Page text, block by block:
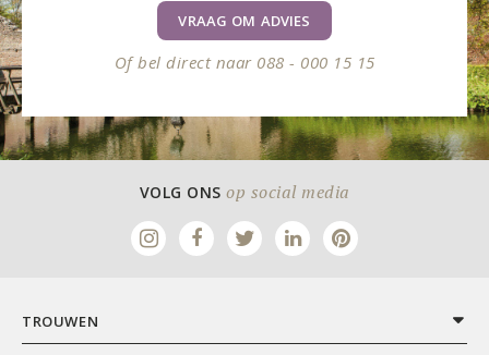
VRAAG OM ADVIES
Of bel direct naar 088 - 000 15 15
VOLG ONS op social media
TROUWEN